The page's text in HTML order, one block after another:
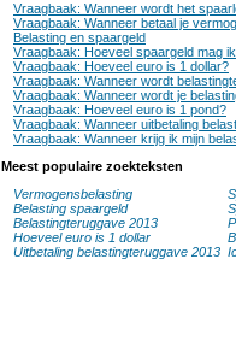
Vraagbaak: Wanneer wordt het
Vraagbaak: Wanneer betaal je
Belasting en spaargeld
Vraagbaak: Hoeveel spaargeld mag
Vraagbaak: Hoeveel euro is 1 dollar?
Vraagbaak: Wanneer wordt
Vraagbaak: Wanneer wordt je
Vraagbaak: Hoeveel euro is 1 pond?
Vraagbaak: Wanneer uitbetaling
Vraagbaak: Wanneer krijg ik mijn
Meest populaire zoekteksten
Vermogensbelasting
Belasting spaargeld
Belastingteruggave 2013
Hoeveel euro is 1 dollar
Uitbetaling belastingteruggave 2013